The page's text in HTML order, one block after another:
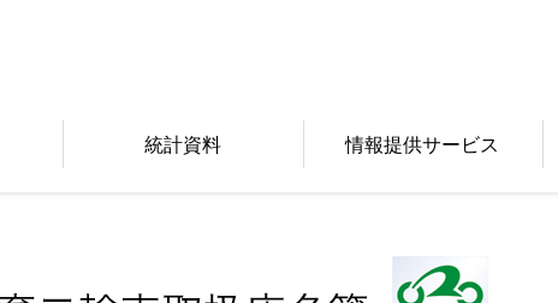
統計資料 情報提供サービス